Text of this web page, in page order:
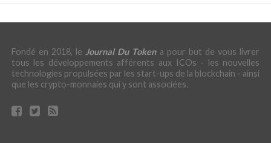
Fondé en 2018, le Journal Du Tokena pour but de vous livrer
tous les développements afférents aux ICOs - les nouvelles
technologies propulsées par les start-ups de la blockchain - ainsi
que les crypto-monnaies qui y sont associées.